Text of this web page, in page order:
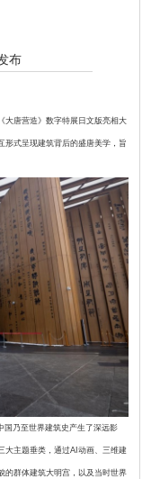
布
大唐营造》数字特展日文版亮相大
形式呈现建筑背后的盛唐美学，旨
国乃至世界建筑史产生了深远影
大主题垂类，通过AI动画、三维建
的群体建筑大明宫，以及当时世界